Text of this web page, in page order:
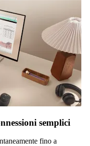
semplici
fino a